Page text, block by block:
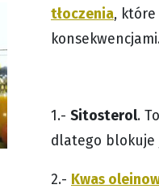
tłoczenia,
1.- Sitosterol.
dlatego blokuje
2.- Kwas